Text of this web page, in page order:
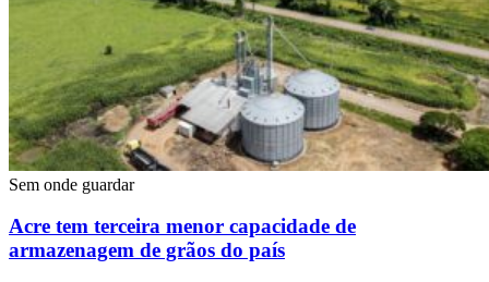
Sem onde guardar
Acre tem terceira menor capacidade de
armazenagem de grãos do país